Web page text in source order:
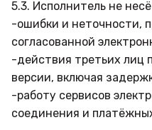
5.3. Исполнитель не
-ошибки и неточности,
согласованной
-действия третьих лиц
версии, включая
-работу сервисов
соединения и